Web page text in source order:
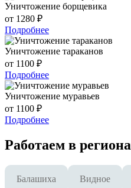
Уничтожение борщевика
от 1280 ₽
Подробнее
Уничтожение тараканов
от 1100 ₽
Подробнее
Уничтожение муравьев
от 1100 ₽
Подробнее
Работаем в
Балашиха Видное